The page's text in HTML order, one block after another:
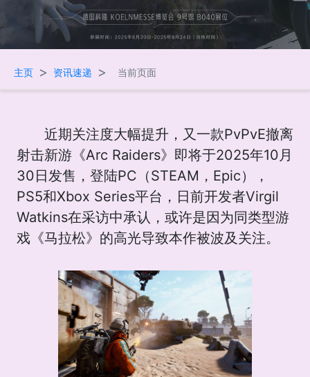
主页 > 资讯速递 > 当前页面
近期关注度大幅提升，又一款PvPvE撤离
射击新游《Arc Raiders》即将于2025年10月
30日发售，登陆PC（STEAM，Epic），
PS5和Xbox Series平台，日前开发者Virgil
Watkins在采访中承认，或许是因为同类型游
戏《马拉松》的高光导致本作被波及关注。